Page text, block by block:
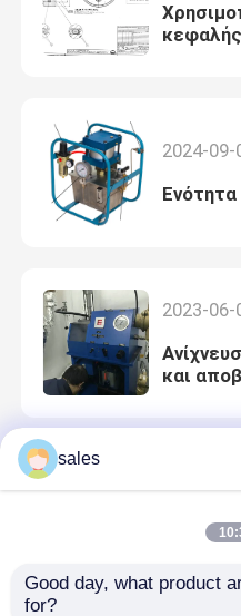
2024-09-
2023-06-
και
Κοινές
sales
Good day, what product
for?